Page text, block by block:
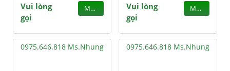
Vui lòng
gọi
MUA
Vui lòng
gọi
MUA
0975.646.818 Ms.Nhung 0975.646.818 Ms.Nhung